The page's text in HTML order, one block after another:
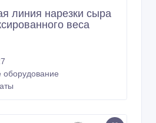
линия нарезки сыра
веса